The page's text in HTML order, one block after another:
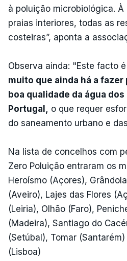
à poluição microbiológica.
praias interiores, todas as
costeiras”, aponta a
Observa ainda: "Este facto
muito que ainda há a fazer
boa qualidade da água
Portugal,
o que requer
do saneamento urbano e
Na lista de concelhos com
Zero Poluição entraram os
Heroísmo (Açores),
(Aveiro), Lajes das Flores
(Leiria), Olhão (Faro),
(Madeira), Santiago do
(Setúbal), Tomar
(Lisboa)